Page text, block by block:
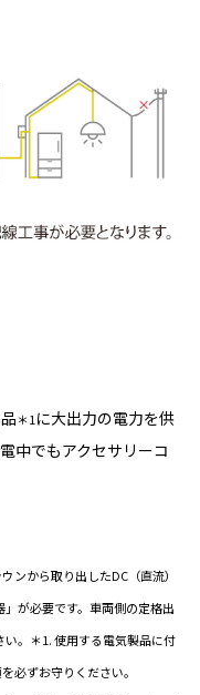
＊1に大出力の電力を供
中でもアクセサリーコ
から取り出したDC（直流）
が必要です。車両側の定格出
。＊1. 使用する電気製品に付
必ずお守りください。